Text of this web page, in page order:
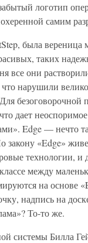
логотип
самим
была вереница
таких
все они
нарушили
дает
Edge — нечто
закону «Edge»
технологии, и
между
на основе
надпись на
То-то же.
системы Билла